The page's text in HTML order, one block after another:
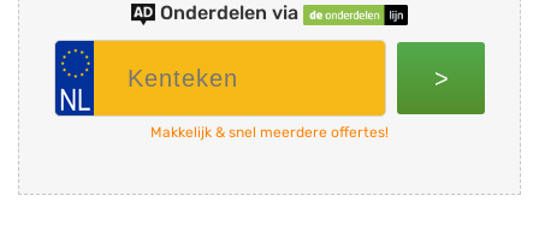
Onderdelen via
>
Makkelijk & snel meerdere offertes!